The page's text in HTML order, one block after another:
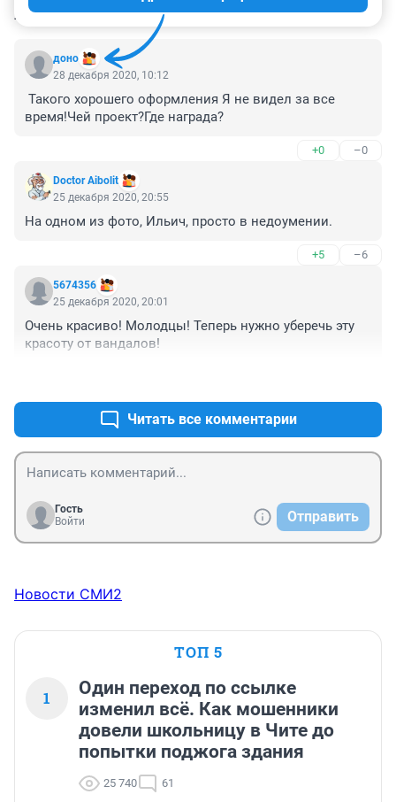
КОММЕНТАРИИ 6
доно
28 декабря 2020, 10:12
Такого хорошего оформления Я не видел за все
время!Чей проект?Где награда?
+0 –0
Doctor Aibolit
25 декабря 2020, 20:55
На одном из фото, Ильич, просто в недоумении.
+5 –6
5674356
25 декабря 2020, 20:01
Очень красиво! Молодцы! Теперь нужно уберечь эту
красоту от вандалов!
Читать все комментарии
Гость
Войти
Отправить
Новости СМИ2
ТОП 5
1
Один переход по ссылке
изменил всё. Как мошенники
довели школьницу в Чите до
попытки поджога здания
25 740 61